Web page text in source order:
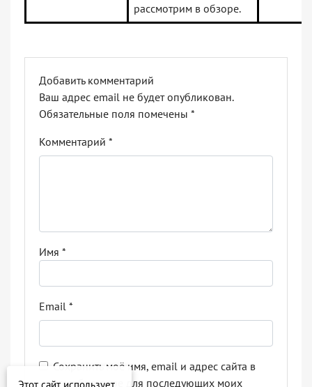
рассмотрим в обзоре.
Добавить комментарий
Ваш адрес email не будет опубликован.
Обязательные поля помечены *
Комментарий *
Имя *
Email *
Сохранить моё имя, email и адрес сайта в
этом браузере для последующих моих